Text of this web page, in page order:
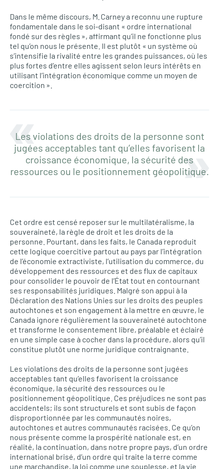
Dans le même discours, M. Carney a reconnu une rupture
fondamentale dans le soi-disant « ordre international
fondé sur des règles », affirmant qu’il ne fonctionne plus
tel qu’on nous le présente. Il est plutôt « un système où
s’intensifie la rivalité entre les grandes puissances, où les
plus fortes d’entre elles agissent selon leurs intérêts en
utilisant l’intégration économique comme un moyen de
coercition ».
Les violations des droits de la personne sont
jugées acceptables tant qu’elles favorisent la
croissance économique, la sécurité des
ressources ou le positionnement géopolitique.
Cet ordre est censé reposer sur le multilatéralisme, la
souveraineté, la règle de droit et les droits de la
personne. Pourtant, dans les faits, le Canada reproduit
cette logique coercitive partout au pays par l’intégration
de l’économie extractiviste, l’utilisation du commerce, du
développement des ressources et des flux de capitaux
pour consolider le pouvoir de l’État tout en contournant
ses responsabilités juridiques. Malgré son appui à la
Déclaration des Nations Unies sur les droits des peuples
autochtones et son engagement à la mettre en œuvre, le
Canada ignore régulièrement la souveraineté autochtone
et transforme le consentement libre, préalable et éclairé
en une simple case à cocher dans la procédure, alors qu’il
constitue plutôt une norme juridique contraignante.
Les violations des droits de la personne sont jugées
acceptables tant qu’elles favorisent la croissance
économique, la sécurité des ressources ou le
positionnement géopolitique. Ces préjudices ne sont pas
accidentels; ils sont structurels et sont subis de façon
disproportionnée par les communautés noires,
autochtones et autres communautés racisées. Ce qu’on
nous présente comme la prospérité nationale est, en
réalité, la continuation, dans notre propre pays, d’un ordre
international brisé, d’un ordre qui traite la terre comme
une marchandise, la loi comme une souplesse, et la vie